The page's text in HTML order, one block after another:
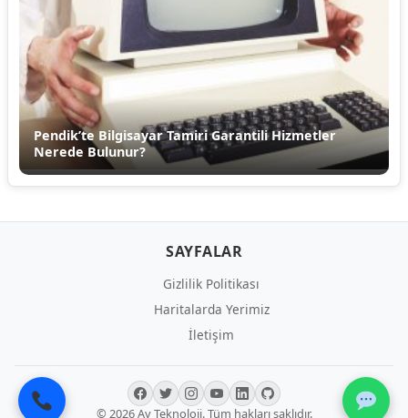
Pendik’te Bilgisayar Tamiri Garantili Hizmetler
Nerede Bulunur?
SAYFALAR
Gizlilik Politikası
Haritalarda Yerimiz
İletişim
© 2026 Ay Teknoloji. Tüm hakları saklıdır.